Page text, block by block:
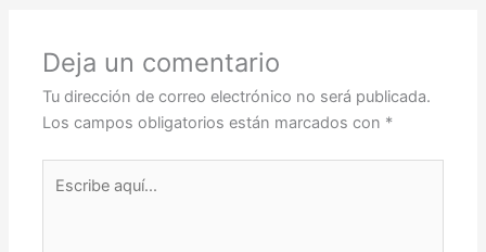
Deja un comentario
Tu dirección de correo electrónico no será publicada.
Los campos obligatorios están marcados con *
aquí...